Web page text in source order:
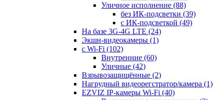
Уличное исполнение (88)
без ИК-подсветки (39)
с ИК-подсветкой (49)
На базе 3G-4G LTE (24)
Экшн-видеокамеры (1)
с Wi-Fi (102)
Внутренние (60)
Уличные (42)
Взрывозащищённые (2)
Нагрудный видеорегстратор/камера (1)
EZVIZ IP-камеры Wi-Fi (40)